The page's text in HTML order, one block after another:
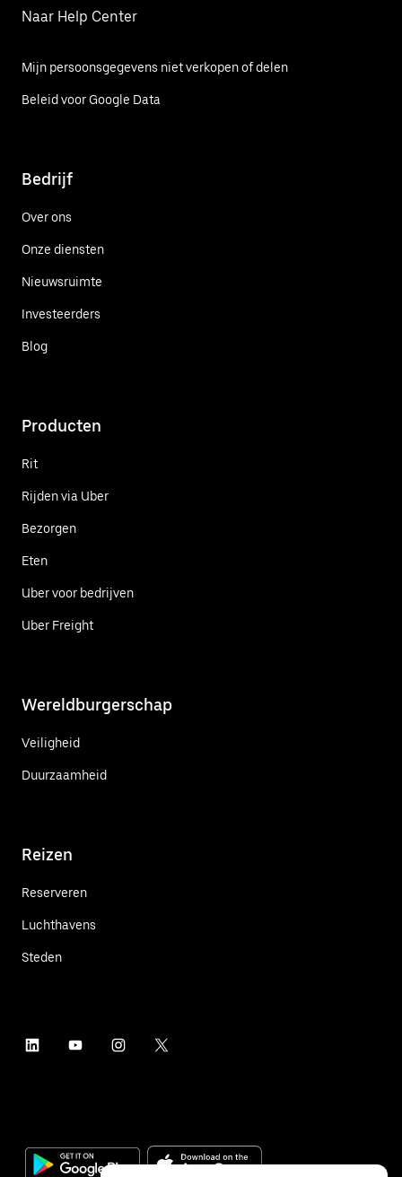
Naar Help Center
Mijn persoonsgegevens niet verkopen of delen
Beleid voor Google Data
Bedrijf
Over ons
Onze diensten
Nieuwsruimte
Investeerders
Blog
Producten
Rit
Rijden via Uber
Bezorgen
Eten
Uber voor bedrijven
Uber Freight
Wereldburgerschap
Veiligheid
Duurzaamheid
Reizen
Reserveren
Luchthavens
Steden